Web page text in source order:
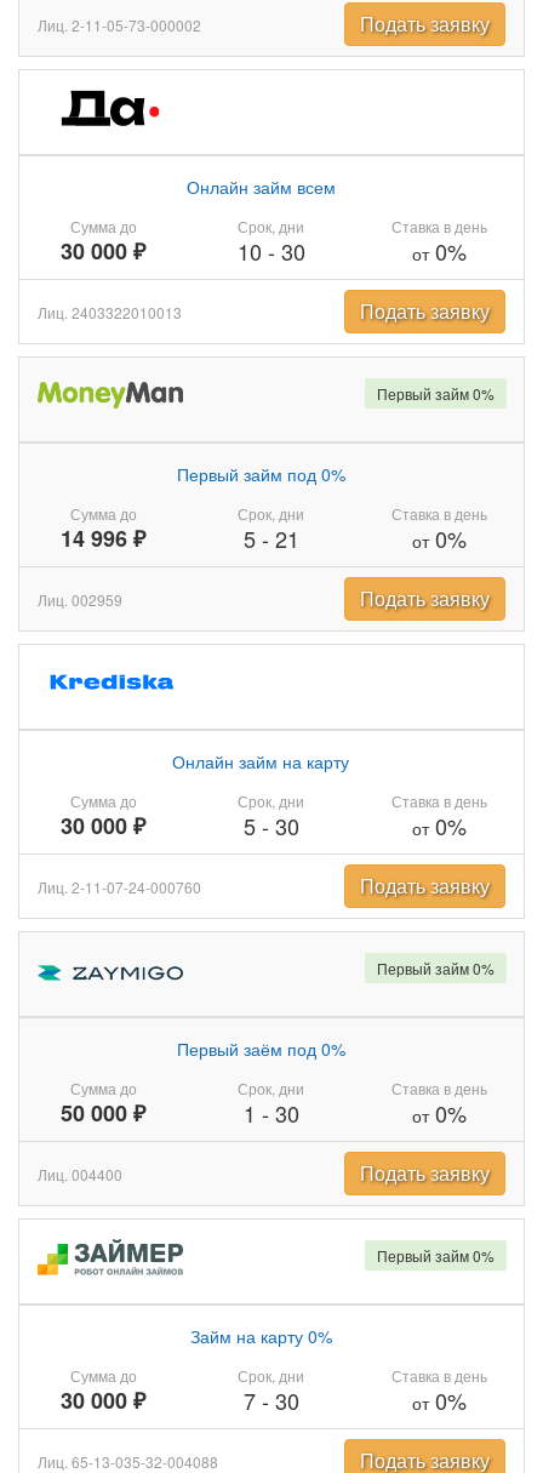
Лиц. 2-11-05-73-000002 Подать заявку
Сумма до
30 000 ₽
Онлайн займ всем
Срок, дни
10 - 30
Ставка в день
от0%
Лиц. 2403322010013 Подать заявку
Сумма до
14 996 ₽
Первый займ под 0%
Срок, дни
5- 21
Ставка в день
от0%
Первый займ 0%
Лиц. 002959 Подать заявку
Сумма до
30 000 ₽
Онлайн займ на карту
Срок, дни
5- 30
Ставка в день
от0%
Лиц. 2-11-07-24-000760 Подать заявку
Сумма до
50 000 ₽
Первый заём под 0%
Срок, дни
1 - 30
Ставка в день
от0%
Первый займ 0%
Лиц. 004400 Подать заявку
Сумма до
30 000 ₽
Займ на карту 0%
Срок, дни
7- 30
Ставка в день
от0%
Первый займ 0%
Лиц. 65-13-035-32-004088 Подать заявку